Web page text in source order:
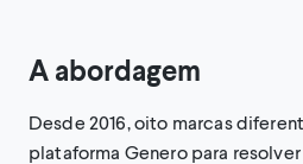
A abordagem
Desde 2016, oito marcas
plataforma Genero para